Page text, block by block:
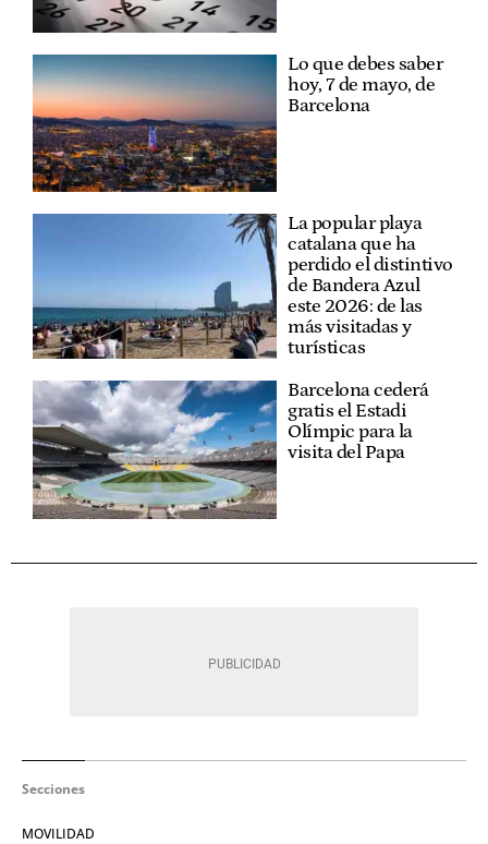
Lo que debes saber
hoy, 7 de mayo, de
Barcelona
La popular playa
catalana que ha
perdido el distintivo
de Bandera Azul
este 2026: de las
más visitadas y
turísticas
Barcelona cederá
gratis el Estadi
Olímpic para la
visita del Papa
Secciones
MOVILIDAD